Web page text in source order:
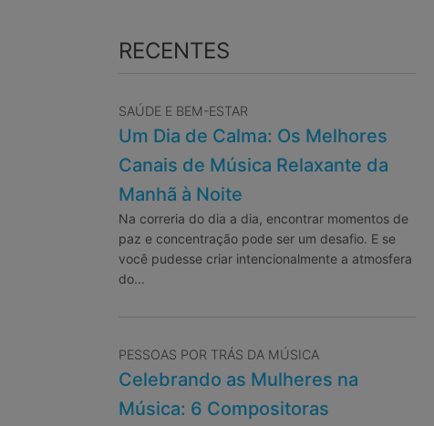
RECENTES
SAÚDE E BEM-ESTAR
Um Dia de Calma: Os Melhores
Canais de Música Relaxante da
Manhã à Noite
Na correria do dia a dia, encontrar momentos de
paz e concentração pode ser um desafio. E se
você pudesse criar intencionalmente a atmosfera
do…
PESSOAS POR TRÁS DA MÚSICA
Celebrando as Mulheres na
Música: 6 Compositoras